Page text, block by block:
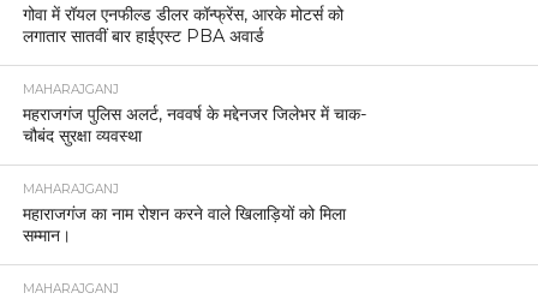
गोवा में रॉयल एनफील्ड डीलर कॉन्फ्रेंस, आरके मोटर्स को
लगातार सातवीं बार हाईएस्ट PBA अवार्ड
MAHARAJGANJ
महराजगंज पुलिस अलर्ट, नववर्ष के मद्देनजर जिलेभर में चाक-
चौबंद सुरक्षा व्यवस्था
MAHARAJGANJ
महाराजगंज का नाम रोशन करने वाले खिलाड़ियों को मिला
सम्मान।
MAHARAJGANJ